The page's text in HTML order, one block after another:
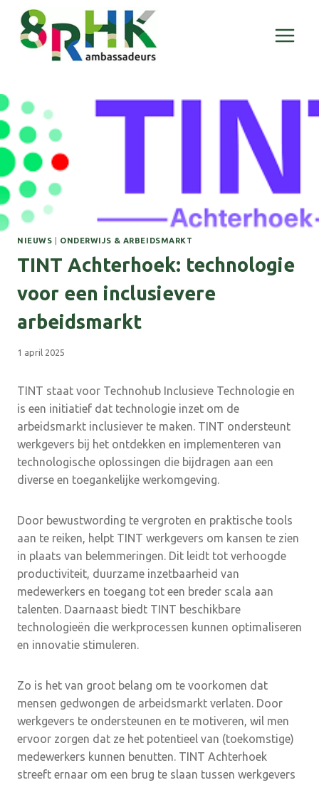
Doorgaan
naar
inhoud
NIEUWS ONDERWIJS & ARBEIDSMARKT
TINT Achterhoek: technologie
voor een inclusievere
arbeidsmarkt
1 april 2025
TINT staat voor Technohub Inclusieve Technologie en
is een initiatief dat technologie inzet om de
arbeidsmarkt inclusiever te maken. TINT ondersteunt
werkgevers bij het ontdekken en implementeren van
technologische oplossingen die bijdragen aan een
diverse en toegankelijke werkomgeving.
Door bewustwording te vergroten en praktische tools
aan te reiken, helpt TINT werkgevers om kansen te zien
in plaats van belemmeringen. Dit leidt tot verhoogde
productiviteit, duurzame inzetbaarheid van
medewerkers en toegang tot een breder scala aan
talenten. Daarnaast biedt TINT beschikbare
technologieën die werkprocessen kunnen optimaliseren
en innovatie stimuleren.
Zo is het van groot belang om te voorkomen dat
mensen gedwongen de arbeidsmarkt verlaten. Door
werkgevers te ondersteunen en te motiveren, wil men
ervoor zorgen dat ze het potentieel van (toekomstige)
medewerkers kunnen benutten. TINT Achterhoek
streeft ernaar om een brug te slaan tussen werkgevers